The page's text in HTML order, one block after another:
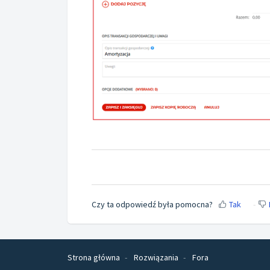
Czy ta odpowiedź była pomocna? Tak
Strona główna Rozwiązania Fora